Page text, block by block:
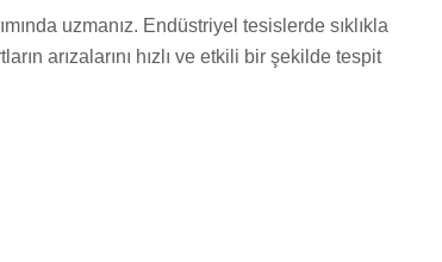
uzmanız. Endüstriyel tesislerde sıklıkla
arızalarını hızlı ve etkili bir şekilde tespit